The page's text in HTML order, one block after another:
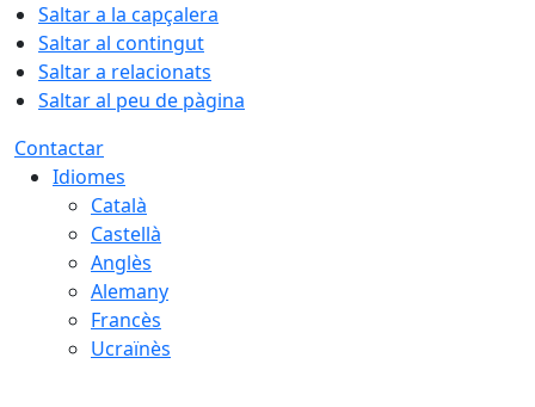
Saltar a la capçalera
Saltar al contingut
Saltar a relacionats
Saltar al peu de pàgina
Contactar
Idiomes
Català
Castellà
Anglès
Alemany
Francès
Ucraïnès